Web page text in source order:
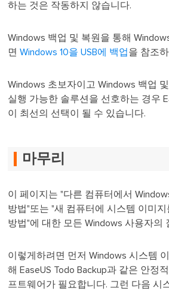
하는 것은 작동하지 않습니다.
Windows 백업 및 복원을 통해
면Windows 10을 USB에 백업을 참조
Windows 초보자이고 Windows 백업
실행 가능한 솔루션을 선호하는 경우
이 최선의 선택이 될 수 있습니다.
마무리
이 페이지는 "다른 컴퓨터에서
방법"또는 "새 컴퓨터에 시스템 이미
방법"에 대한 모든 Windows 사용자의
이렇게하려면 먼저 Windows 시스템
해 EaseUS Todo Backup과 같은 안정
프트웨어가 필요합니다. 그런 다음 시